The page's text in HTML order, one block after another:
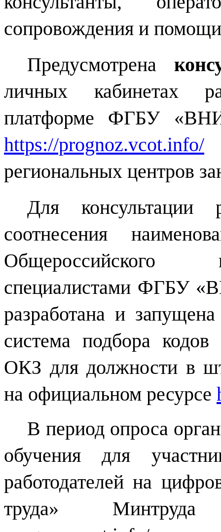
сопровождения и
Предусмотрена
личных кабинетах
платформе ФГБУ
https://prognoz.vcot.info/
региональных центров
Для консультации
соотнесения
Общероссийского
специалистами ФГБУ
разработана и
система подбора
ОКЗ для должности в
на официальном ресурсе
В период опроса
обучения для
работодателей на
труда»